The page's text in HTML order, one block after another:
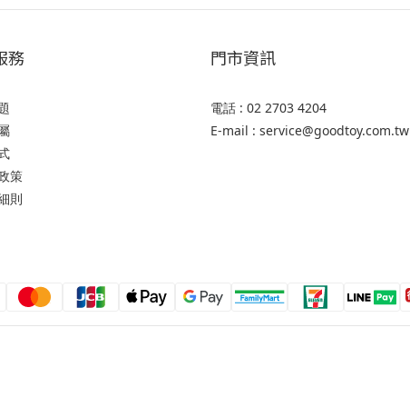
務
策
則
門市資訊
電話 : 02 2703 4204
E-mail : service@goodtoy.com.tw